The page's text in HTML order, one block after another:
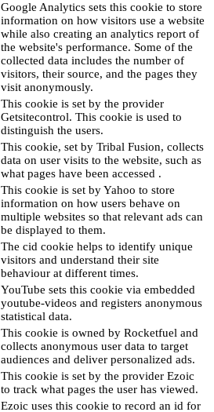
Google Analytics sets this cookie to store
information on how visitors use a website
while also creating an analytics report of
the website's performance. Some of the
collected data includes the number of
visitors, their source, and the pages they
visit anonymously.
This cookie is set by the provider
Getsitecontrol. This cookie is used to
distinguish the users.
This cookie, set by Tribal Fusion, collects
data on user visits to the website, such as
what pages have been accessed .
This cookie is set by Yahoo to store
information on how users behave on
multiple websites so that relevant ads can
be displayed to them.
The cid cookie helps to identify unique
visitors and understand their site
behaviour at different times.
YouTube sets this cookie via embedded
youtube-videos and registers anonymous
statistical data.
This cookie is owned by Rocketfuel and
collects anonymous user data to target
audiences and deliver personalized ads.
This cookie is set by the provider Ezoic
to track what pages the user has viewed.
Ezoic uses this cookie to record an id for